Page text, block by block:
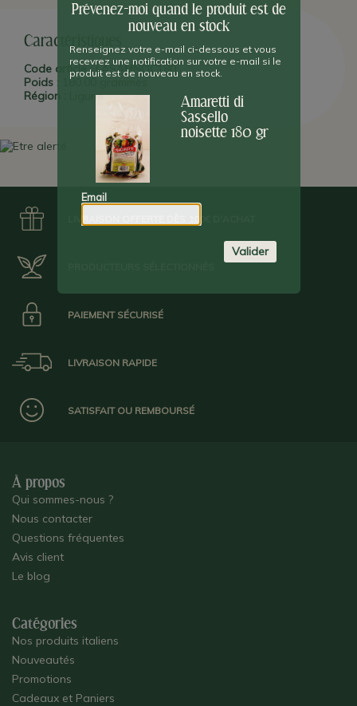
Caractéristiques
Code article : LASAMNOC180
Poids :
180,00 grammes
Région :
Ligurie
PAIEMENT SÉCURISÉ
LIVRAISON RAPIDE
SATISFAIT OU REMBOURSÉ
À propos
Qui sommes-nous ?
Nous contacter
Questions fréquentes
Avis client
Le blog
Catégories
Nos produits italiens
Nouveautés
Promotions
Cadeaux et Paniers
Prévenez-moi quand le produit est de
nouveau en stock
Renseignez votre e-mail ci-dessous et vous
recevrez une notification sur votre e-mail si le
produit est de nouveau en stock.
Amaretti di
Sassello
noisette 180 gr
Email
Valider